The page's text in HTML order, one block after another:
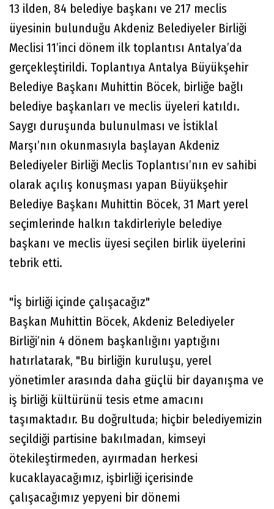
13 ilden, 84 belediye başkanı ve 217 meclis
üyesinin bulunduğu Akdeniz Belediyeler Birliği
Meclisi 11’inci dönem ilk toplantısı Antalya’da
gerçekleştirildi. Toplantıya Antalya Büyükşehir
Belediye Başkanı Muhittin Böcek, birliğe bağlı
belediye başkanları ve meclis üyeleri katıldı.
Saygı duruşunda bulunulması ve İstiklal
Marşı’nın okunmasıyla başlayan Akdeniz
Belediyeler Birliği Meclis Toplantısı’nın ev sahibi
olarak açılış konuşması yapan Büyükşehir
Belediye Başkanı Muhittin Böcek, 31 Mart yerel
seçimlerinde halkın takdirleriyle belediye
başkanı ve meclis üyesi seçilen birlik üyelerini
tebrik etti.
"İş birliği içinde çalışacağız"
Başkan Muhittin Böcek, Akdeniz Belediyeler
Birliği’nin 4 dönem başkanlığını yaptığını
hatırlatarak, "Bu birliğin kuruluşu, yerel
yönetimler arasında daha güçlü bir dayanışma ve
iş birliği kültürünü tesis etme amacını
taşımaktadır. Bu doğrultuda; hiçbir belediyemizin
seçildiği partisine bakılmadan, kimseyi
ötekileştirmeden, ayırmadan herkesi
kucaklayacağımız, işbirliği içerisinde
çalışacağımız yepyeni bir dönemi